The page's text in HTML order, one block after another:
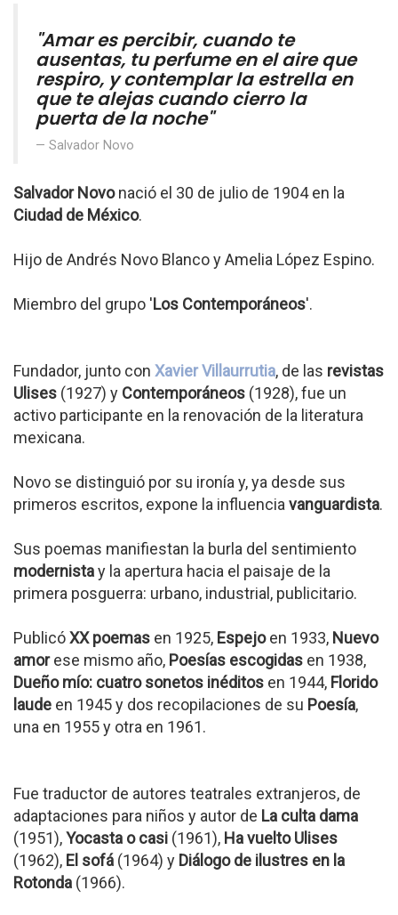
"Amar es percibir, cuando te
ausentas, tu perfume en el aire que
respiro, y contemplar la estrella en
que te alejas cuando cierro la
puerta de la noche"
Salvador Novo
Salvador Novonació el 30 de julio de 1904 en la
Ciudad de México.
Hijo de Andrés Novo Blanco y Amelia López Espino.
Miembro del grupo 'Los Contemporáneos'.
Fundador, junto con Xavier Villaurrutia, de las revistas
Ulises (1927) y Contemporáneos (1928), fue un
activo participante en la renovación de la literatura
mexicana.
Novo se distinguió por su ironía y, ya desde sus
primeros escritos, expone la influencia vanguardista.
Sus poemas manifiestan la burla del sentimiento
modernistay la apertura hacia el paisaje de la
primera posguerra: urbano, industrial, publicitario.
PublicóXX poemas en 1925, Espejoen 1933, Nuevo
amorese mismo año, Poesías escogidas en 1938,
Dueño mío: cuatro sonetos inéditos en 1944, Florido
laude en 1945 y dos recopilaciones de su Poesía,
una en 1955 y otra en 1961.
Fue traductor de autores teatrales extranjeros, de
adaptaciones para niños y autor de La culta dama
(1951),Yocasta o casi (1961), Ha vuelto Ulises
(1962), El sofá (1964) y Diálogo de ilustres en la
Rotonda (1966).